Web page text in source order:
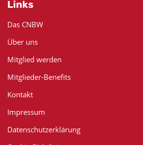
Links
Das CNBW
Über uns
Mitglied werden
Mitglieder-Benefits
Kontakt
Impressum
Datenschutzerklärung